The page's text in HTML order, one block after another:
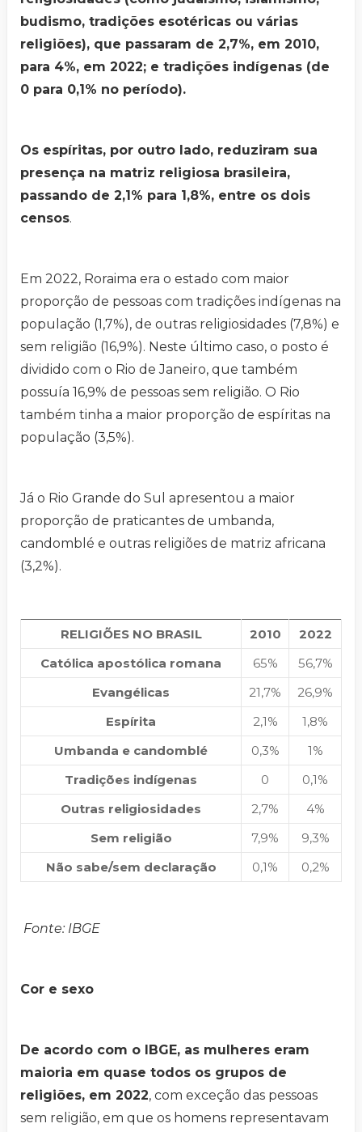
budismo, tradições esotéricas ou várias
religiões), que passaram de 2,7%, em 2010,
para 4%, em 2022; e tradições indígenas (de
0 para 0,1% no período).
Os espíritas, por outro lado, reduziram sua
presença na matriz religiosa brasileira,
passando de 2,1% para 1,8%, entre os dois
censos.
Em 2022, Roraima era o estado com maior
proporção de pessoas com tradições indígenas na
população (1,7%), de outras religiosidades (7,8%) e
sem religião (16,9%). Neste último caso, o posto é
dividido com o Rio de Janeiro, que também
possuía 16,9% de pessoas sem religião. O Rio
também tinha a maior proporção de espíritas na
população (3,5%).
Já o Rio Grande do Sul apresentou a maior
proporção de praticantes de umbanda,
candomblé e outras religiões de matriz africana
(3,2%).
RELIGIÕES NO BRASIL 2010
2022
Católica apostólica romana
65%
56,7%
Evangélicas
21,7%
26,9%
Espírita
2,1%
1,8%
Umbanda e candomblé
0,3%
1%
Tradições indígenas
0
0,1%
Outras religiosidades
2,7%
4%
Sem religião
7,9%
9,3%
Não sabe/sem declaração
0,1% 0,2%
Fonte: IBGE
Cor e sexo
De acordo com o IBGE, as mulheres eram
maioria em quase todos os grupos de
religiões, em 2022, com exceção das pessoas
sem religião, em que os homens representavam